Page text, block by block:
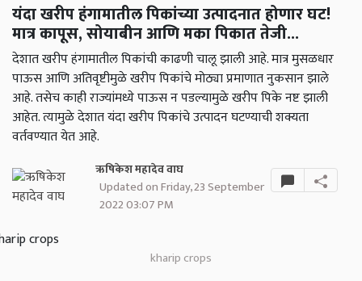
यंदा खरीप हंगामातील पिकांच्या उत्पादनात होणार घट!
मात्र कापूस, सोयाबीन आणि मका पिकात तेजी...
देशात खरीप हंगामातील पिकांची काढणी चालू झाली आहे. मात्र मुसळधार
पाऊस आणि अतिवृष्टीमुळे खरीप पिकांचे मोठ्या प्रमाणात नुकसान झाले
आहे. तसेच काही राज्यांमध्ये पाऊस न पडल्यामुळे खरीप पिके नष्ट झाली
आहेत. त्यामुळे देशात यंदा खरीप पिकांचे उत्पादन घटण्याची शक्यता
वर्तवण्यात येत आहे.
ऋषिकेश महादेव वाघ
Updated on Friday, 23 September
2022 03:07 PM
kharip crops